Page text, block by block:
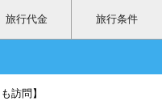
旅行代金 旅行条件
訪問】